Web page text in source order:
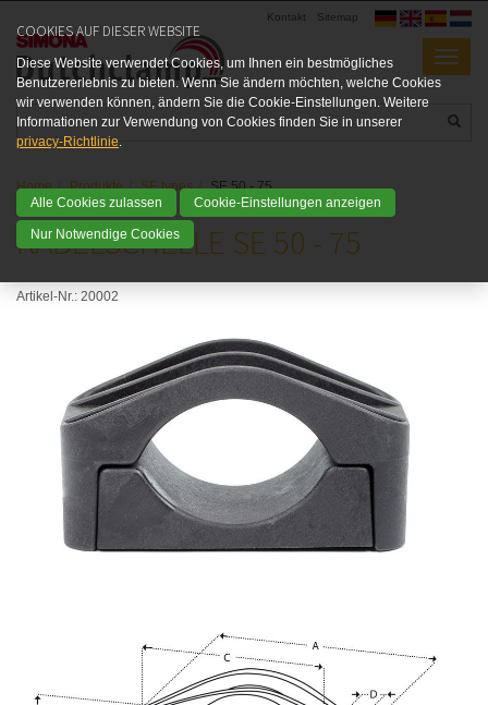
Sitemap
Kontakt
Home Produkte SE types SE 50 - 75
KABELSCHELLE SE 50 - 75
Artikel-Nr.: 20002
COOKIES AUF DIESER WEBSITE
Diese Website verwendet Cookies, um Ihnen ein bestmögliches
Benutzererlebnis zu bieten. Wenn Sie ändern möchten, welche Cookies
wir verwenden können, ändern Sie die Cookie-Einstellungen. Weitere
Informationen zur Verwendung von Cookies finden Sie in unserer
privacy-Richtlinie.
Alle Cookies zulassen Cookie-Einstellungen anzeigen
Nur Notwendige Cookies